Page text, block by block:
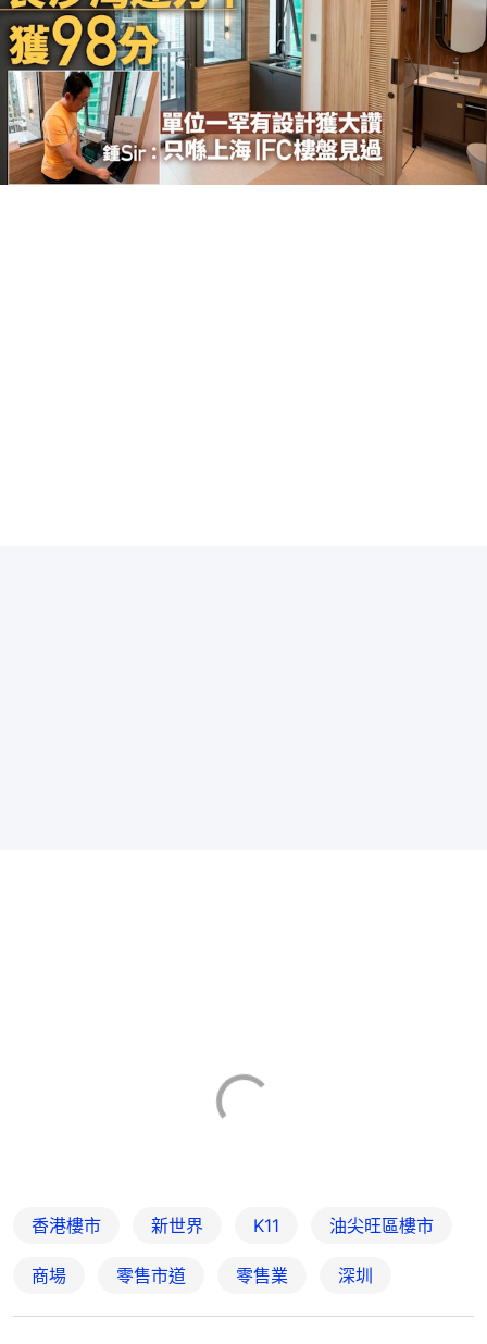
香港樓市 新世界 K11 油尖旺區樓市
商場 零售市道 零售業 深圳